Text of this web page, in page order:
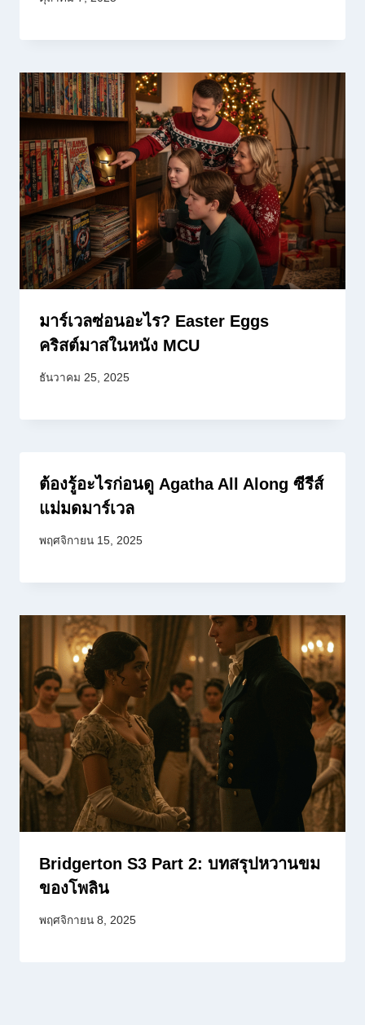
มาร์เวลซ่อนอะไร? Easter Eggs
คริสต์มาสในหนัง MCU
ธันวาคม 25, 2025
ต้องรู้อะไรก่อนดู Agatha All Along ซีรีส์
แม่มดมาร์เวล
พฤศจิกายน 15, 2025
Bridgerton S3 Part 2: บทสรุปหวานขม
ของโพลิน
พฤศจิกายน 8, 2025